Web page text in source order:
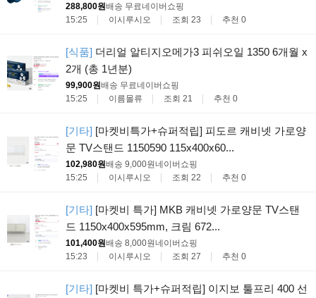
288,800원배송 무료네이버쇼핑
15:25
이시루시오 조회 23 추천 0
[식품] 더리얼 알티지오메가3 피쉬오일 1350 6개월 x
2개 (총 1년분)
99,900원배송 무료네이버쇼핑
15:25
이름몰류 조회 21 추천 0
[기타] [마켓비특가+슈퍼적립] 피도르 캐비넷 가로양
문 TV스탠드 1150590 115x400x60...
102,980원배송 9,000원네이버쇼핑
15:25
이시루시오 조회 22 추천 0
[기타] [마켓비 특가] MKB 캐비넷 가로양문 TV스탠
드 1150x400x595mm, 크림 672...
101,400원배송 8,000원네이버쇼핑
15:23
이시루시오 조회 27 추천 0
[기타] [마켓비 특가+슈퍼적립] 이지보 툴프리 400 선